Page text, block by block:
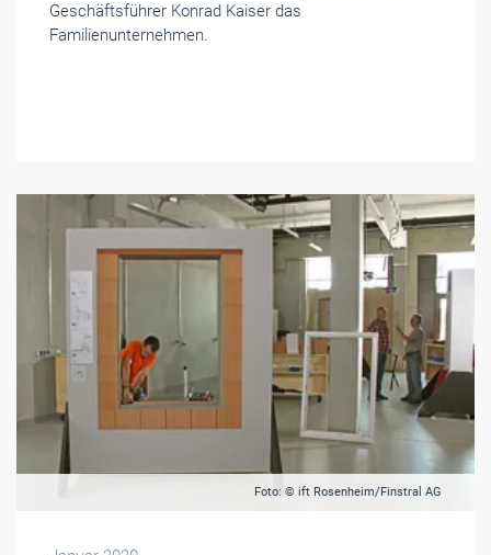
Geschäftsführer Konrad Kaiser das
Familienunternehmen.
Foto: © ift Rosenheim/Finstral AG